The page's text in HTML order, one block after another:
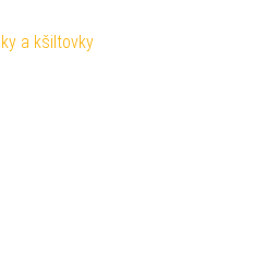
a kšiltovky